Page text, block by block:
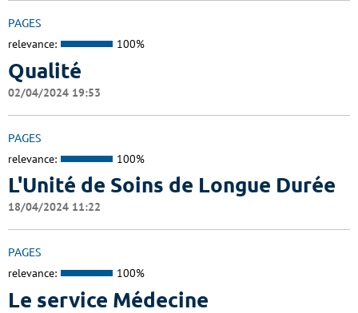
PAGES
relevance: 100%
Qualité
02/04/2024 19:53
PAGES
relevance: 100%
L'Unité de Soins de Longue Durée
18/04/2024 11:22
PAGES
relevance: 100%
Le service Médecine